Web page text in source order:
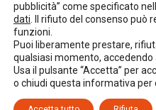
Credits: LO Studio
pubblicità” come specificato
dati . Il rifiuto del consenso può
funzioni.
Puoi liberamente prestare,
qualsiasi momento, accedendo
Usa il pulsante “Accetta” per
o chiudi questa informativa per